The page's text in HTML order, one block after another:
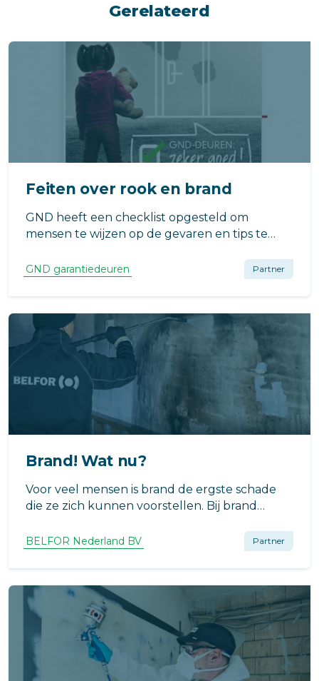
Gerelateerd
Feiten over rook en brand
GND heeft een checklist opgesteld om
mensen te wijzen op de gevaren en tips te
tegen te gaan.
GND garantiedeuren Partner
Brand! Wat nu?
Voor veel mensen is brand de ergste schade
die ze zich kunnen voorstellen. Bij brand
vlammen waarbij zaken volledig verloren
gaan. Maar gelukkig kan er na brand vaak nog
veel hersteld worden.
BELFOR Nederland BV Partner